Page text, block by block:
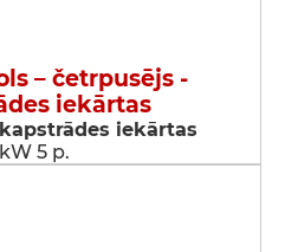
– četrpusējs -
iekārtas
iekārtas
5 p.